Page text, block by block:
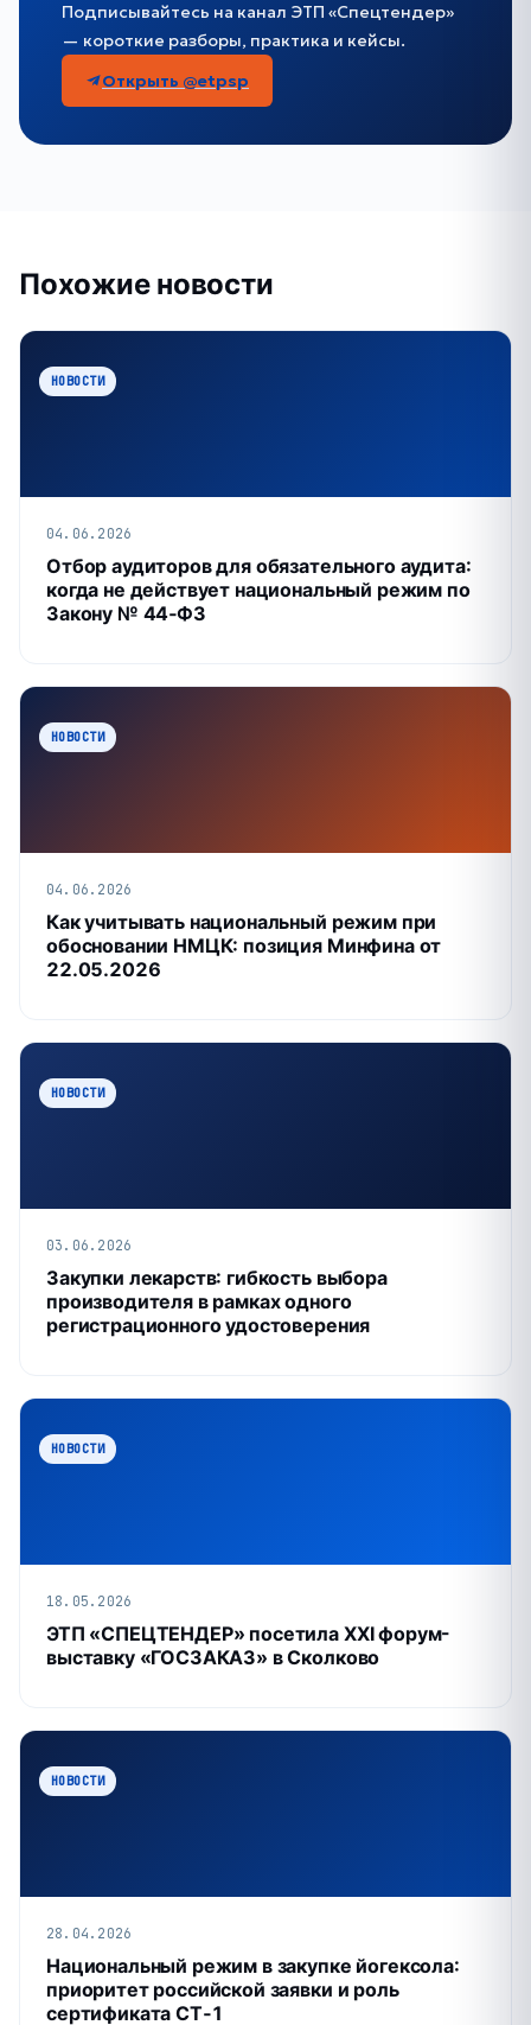
Подписывайтесь на канал ЭТП «Спецтендер»
— короткие разборы, практика и кейсы.
Открыть @etpsp
Похожие новости
НОВОСТИ
04.06.2026
Отбор аудиторов для обязательного аудита:
когда не действует национальный режим по
Закону № 44‑ФЗ
НОВОСТИ
04.06.2026
Как учитывать национальный режим при
обосновании НМЦК: позиция Минфина от
22.05.2026
НОВОСТИ
03.06.2026
Закупки лекарств: гибкость выбора
производителя в рамках одного
регистрационного удостоверения
НОВОСТИ
18.05.2026
ЭТП «СПЕЦТЕНДЕР» посетила XXI форум-
выставку «ГОСЗАКАЗ» в Сколково
НОВОСТИ
28.04.2026
Национальный режим в закупке йогексола:
приоритет российской заявки и роль
сертификата СТ‑1